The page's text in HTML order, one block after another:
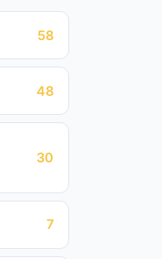
58
48
30
7